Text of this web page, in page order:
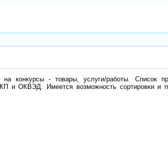
конкурсы - товары, услуги/работы. Список
и ОКВЭД. Имеется возможность сортировки и